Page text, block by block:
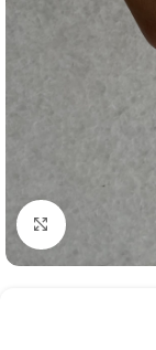
Click to enlarge